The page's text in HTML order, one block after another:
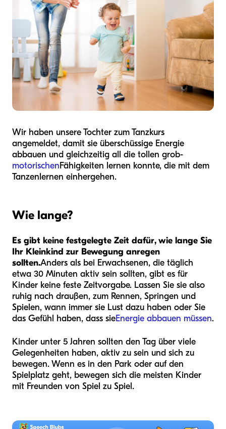
Wir haben unsere Tochter zum Tanzkurs
angemeldet, damit sie überschüssige Energie
abbauen und gleichzeitig all die tollen grob-
motorischenFähigkeiten lernen konnte, die mit dem
Tanzenlernen einhergehen.
Wie lange?
Es gibt keine festgelegte Zeit dafür, wie lange Sie
Ihr Kleinkind zur Bewegung anregen
sollten.Anders als bei Erwachsenen, die täglich
etwa 30 Minuten aktiv sein sollten, gibt es für
Kinder keine feste Zeitvorgabe. Lassen Sie sie also
ruhig nach draußen, zum Rennen, Springen und
Spielen, wann immer sie Lust dazu haben oder Sie
das Gefühl haben, dass sieEnergie abbauen müssen.
Kinder unter 5 Jahren sollten den Tag über viele
Gelegenheiten haben, aktiv zu sein und sich zu
bewegen. Wenn es in den Park oder auf den
Spielplatz geht, bewegen sich die meisten Kinder
mit Freunden von Spiel zu Spiel.